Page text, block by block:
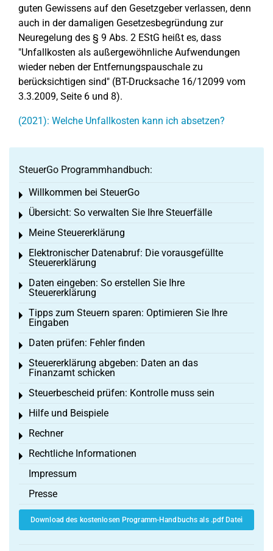
guten Gewissens auf den Gesetzgeber verlassen, denn
auch in der damaligen Gesetzesbegründung zur
Neuregelung des § 9 Abs. 2 EStG heißt es, dass
"Unfallkosten als außergewöhnliche Aufwendungen
wieder neben der Entfernungspauschale zu
berücksichtigen sind" (BT-Drucksache 16/12099 vom
3.3.2009, Seite 6 und 8).
(2021): Welche Unfallkosten kann ich absetzen?
SteuerGo Programmhandbuch:
Willkommen bei SteuerGo
Toggle menu
Übersicht: So verwalten Sie Ihre Steuerfälle
Toggle menu
Meine Steuererklärung
Toggle menu
Elektronischer Datenabruf: Die vorausgefüllte
Steuererklärung
Toggle menu
Daten eingeben: So erstellen Sie Ihre
Steuererklärung
Toggle menu
Tipps zum Steuern sparen: Optimieren Sie Ihre
Eingaben
Toggle menu
Daten prüfen: Fehler finden
Toggle menu
Steuererklärung abgeben: Daten an das
Finanzamt schicken
Toggle menu
Steuerbescheid prüfen: Kontrolle muss sein
Toggle menu
Hilfe und Beispiele
Toggle menu
Rechner
Toggle menu
Rechtliche Informationen
Toggle menu
Impressum
Presse
Download des kostenlosen Programm-Handbuchs als .pdf Datei